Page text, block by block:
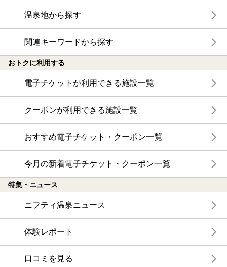
温泉地から探す
関連キーワードから探す
おトクに利用する
電子チケットが利用できる施設一覧
クーポンが利用できる施設一覧
おすすめ電子チケット・クーポン一覧
今月の新着電子チケット・クーポン一覧
特集・ニュース
ニフティ温泉ニュース
体験レポート
口コミを見る